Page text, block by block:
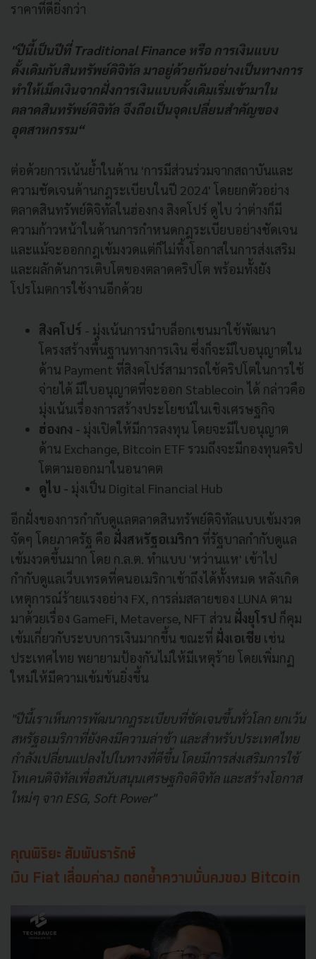
ราคาที่ดียิ่งกว่า
"ปีนี้เป็นปีที่ Traditional Finance หรือ การเงินแบบ
ดั้งเดิมกับสินทรัพย์ดิจิทัล มาอยู่ด้วยกันอย่างเป็นทางการ
ทำให้เม็ดเงินจากฝั่งการเงินแบบดั้งเดิมเริ่มเข้ามาใน
ตลาดสินทรัพย์ดิจิทัล จึงถือเป็นจุดเปลี่ยนสำคัญของ
อุตสาหกรรม“
ต่อด้วยการเน้นย้ำในด้าน 'การมีส่วนร่วมจากสถาบันและ
ความชัดเจนด้านกฎระเบียบในปี 2024' โดยยกตัวอย่าง
ตลาดสินทรัพย์ดิจิทัลในฮ่องกง สิงคโปร์ ดูไบ ว่าต่างก็มี
ความก้าวหน้าในด้านการกำหนดกฎระเบียบอย่างชัดเจน
และแม้จะออกกฎเข้มงวดแต่ก็ไม่ทิ้งโอกาสในการส่งเสริม
และผลักดันการเติบโตของตลาดคริปโต พร้อมทั้งยัง
โปรโมตการใช้งานอีกด้วย
สิงคโปร์ - มุ่งเน้นการนำบล็อกเชนมาใช้พัฒนา
โครงสร้างพื้นฐานทางการเงิน ซึ่งก็จะมีใบอนุญาตใน
ด้าน Payment ที่สิงคโปร์สามารถใช้คริปโตในการใช้
จ่ายได้ มีใบอนุญาตที่จะออก Stablecoin ได้ กล่าวคือ
มุ่งเน้นเรื่องการสร้างประโยชน์ในเชิงเศรษฐกิจ
ฮ่องกง - มุ่งเปิดให้มีการลงทุน โดยจะมีใบอนุญาต
ด้าน Exchange, Bitcoin ETF รวมถึงจะมีกองทุนคริป
โตตามออกมาในอนาคต
ดูไบ - มุ่งเป็น Digital Financial Hub
อีกฝั่งของการกำกับดูแลตลาดสินทรัพย์ดิจิทัลแบบเข้มงวด
จัดๆ โดยภาครัฐ คือ ฝั่งสหรัฐอเมริกา ที่รัฐบาลกำกับดูแล
เข้มงวดขึ้นมาก โดย ก.ล.ต. ทำแบบ 'หว่านแห' เข้าไป
กำกับดูแลเว็บเทรดที่คนอเมริกาเข้าถึงได้ทั้งหมด หลังเกิด
เหตุการณ์ร้ายแรงอย่าง FX, การล่มสลายของ LUNA ตาม
มาด้วยเรื่อง GameFi, Metaverse, NFT ส่วน ฝั่งยุโรป ก็คุม
เข้มเกี่ยวกับระบบการเงินมากขึ้น ขณะที่ ฝั่งเอเชีย เช่น
ประเทศไทย พยายามป้องกันไม่ให้มีเหตุร้าย โดยเพิ่มกฏ
ใหม่ให้มีความเข้มข้นยิ่งขึ้น
"ปีนี้เราเห็นการพัฒนากฎระเบียบที่ชัดเจนขึ้นทั่วโลก ยกเว้น
สหรัฐอเมริกาที่ยังคงมีความล่าช้า และสำหรับประเทศไทย
กำลังเปลี่ยนแปลงไปในทางที่ดีขึ้น โดยมีการส่งเสริมการใช้
โทเคนดิจิทัลเพื่อสนับสนุนเศรษฐกิจดิจิทัล และสร้างโอกาส
ใหม่ๆ จาก ESG, Soft Power"
คุณพิริยะ สัมพันธารักษ์
เงิน Fiat เสื่อมค่าลง ตอกย้ำความมั่นคงของ Bitcoin